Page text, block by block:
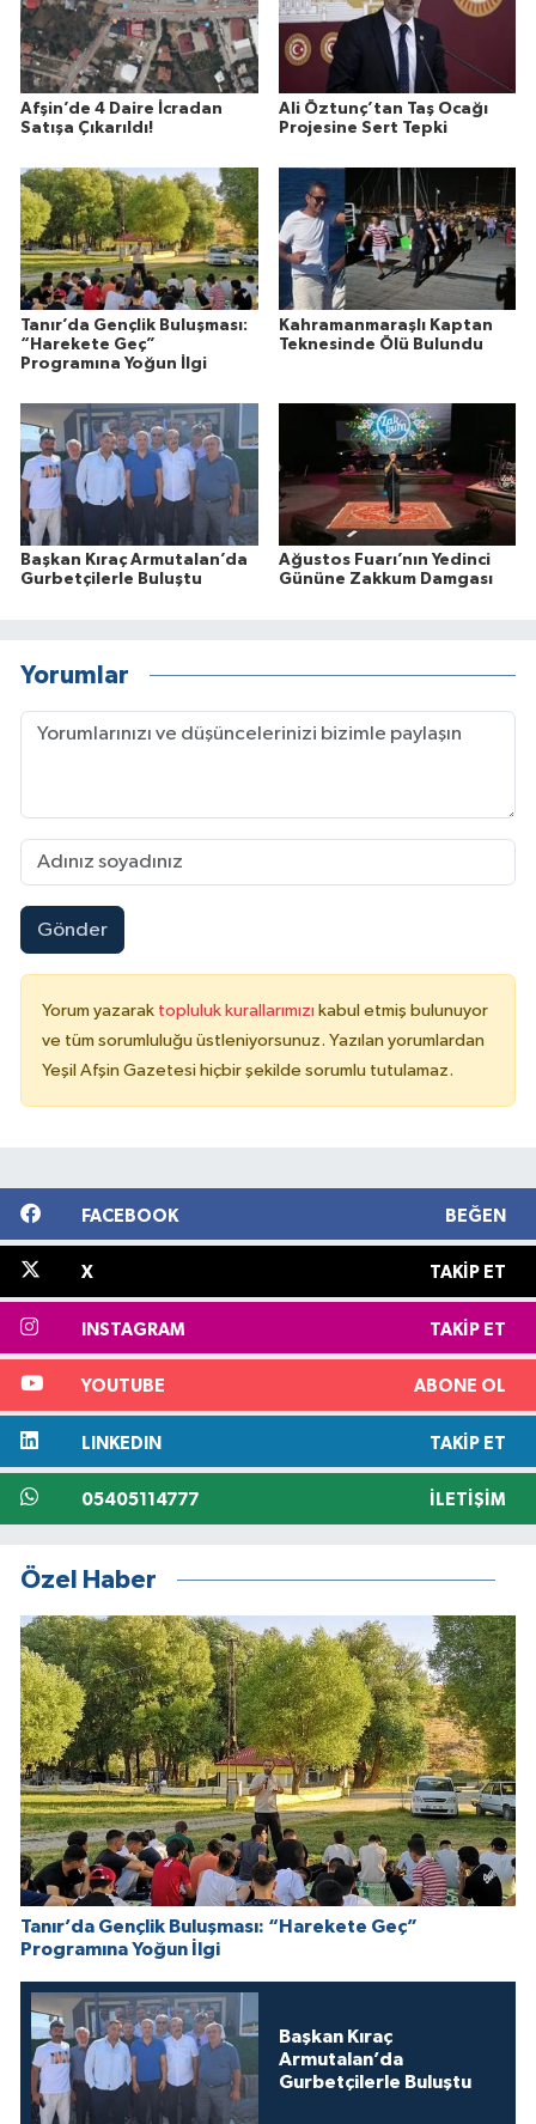
Afşin’de 4 Daire İcradan
Satışa Çıkarıldı!
Ali Öztunç’tan Taş Ocağı
Projesine Sert Tepki
Tanır’da Gençlik Buluşması:
“Harekete Geç”
Programına Yoğun İlgi
Kahramanmaraşlı Kaptan
Teknesinde Ölü Bulundu
Başkan Kıraç Armutalan’da
Gurbetçilerle Buluştu
Ağustos Fuarı’nın Yedinci
Gününe Zakkum Damgası
Yorumlar
Gönder
Yorum yazarak topluluk kurallarımızı kabul etmiş bulunuyor
ve tüm sorumluluğu üstleniyorsunuz. Yazılan yorumlardan
Yeşil Afşin Gazetesi hiçbir şekilde sorumlu tutulamaz.
FACEBOOK BEĞEN
X TAKIP ET
INSTAGRAM TAKIP ET
YOUTUBE ABONE OL
LINKEDIN TAKIP ET
05405114777 İLETIŞIM
Özel Haber
Tanır’da Gençlik Buluşması: “Harekete Geç”
Programına Yoğun İlgi
Başkan Kıraç
Armutalan’da
Gurbetçilerle Buluştu